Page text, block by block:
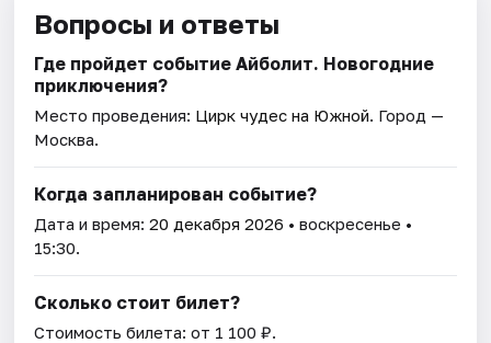
Вопросы и ответы
Где пройдет событие Айболит. Новогодние
приключения?
Место проведения: Цирк чудес на Южной. Город —
Москва.
Когда запланирован событие?
Дата и время:20 декабря 2026 • воскресенье •
15:30.
Сколько стоит билет?
Стоимость билета: от 1 100 ₽.